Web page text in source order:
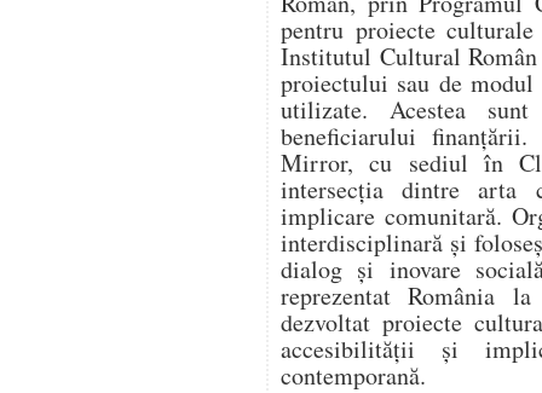
pentru proiecte
Institutul Cultural
proiectului sau de
utilizate. Acestea
beneficiarului
Mirror, cu sediul în
intersecția dintre arta
implicare comunitară.
interdisciplinară și
dialog și inovare
reprezentat România
dezvoltat proiecte
accesibilității și
contemporană.